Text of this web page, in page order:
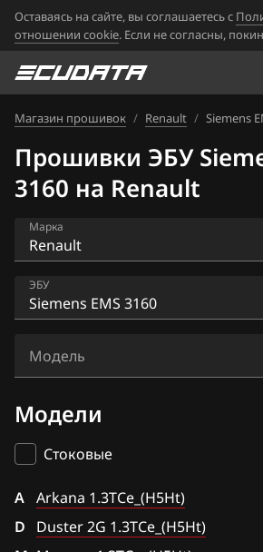
Оставаясь на сайте, вы соглашаетесь с
отношении cookie. Если не согласны,
Магазин прошивок / Renault / Siemens
Прошивки ЭБУ
3160 на Renault
Марка
Acura
Alfa Romeo
ATLAS
BAIC
BAW
Bentley
BMW
ЭБУ
Bosch EDC17C11
Bosch EDC17C42
Bosch EDC17C84
Bosch MD1CS016
Модель
Duster 2G 1.3TCe_(H5Ht)
Megane 1.3TCe_(H5Ht)
Модели
Стоковые
A Arkana 1.3TCe_(H5Ht)
D
Duster 2G 1.3TCe_(H5Ht)